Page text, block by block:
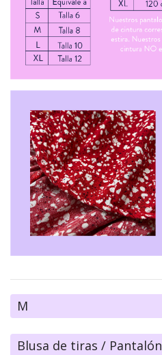
M
Blusa de tiras / Pantalón